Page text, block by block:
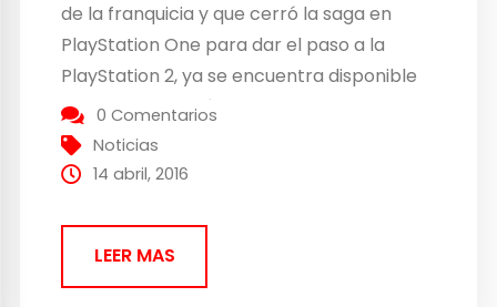
de la franquicia y que cerró la saga en
PlayStation One para dar el paso a la
PlayStation 2, ya se encuentra disponible
en Steam después de haberse lanzado
hace poco la versión de móviles del juego.
A parte de...
0 Comentarios
Noticias
14 abril, 2016
LEER MAS